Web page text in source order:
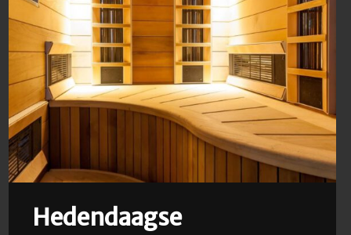
Hedendaagse